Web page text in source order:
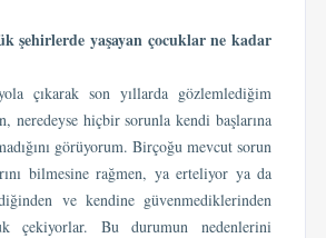
şehirlerde yaşayan çocuklar ne kadar
çıkarak son yıllarda gözlemlediğim
neredeyse hiçbir sorunla kendi başlarına
görüyorum. Birçoğu mevcut sorun
bilmesine rağmen, ya erteliyor ya da
ve kendine güvenmediklerinden
çekiyorlar. Bu durumun nedenlerini